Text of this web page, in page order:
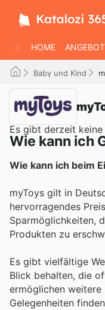
HOME
Baby und Kind
Es gibt derzeit
Wie kann ich
Wie kann ich beim
myToys gilt in
hervorragendes
Sparmöglichkeiten,
Produkten zu
Es gibt vielfältige
Blick behalten, die
ermöglichen weitere
Gelegenheiten